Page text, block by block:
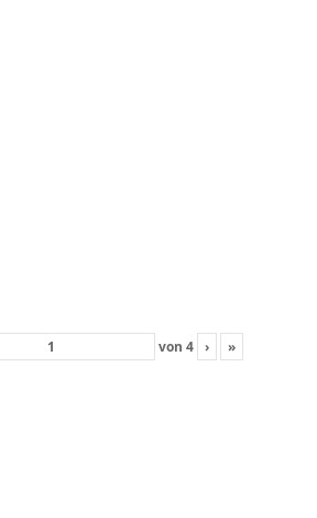
von 4 › »